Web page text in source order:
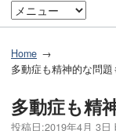
Home
多動症も精神的な問
多動症も精
投稿日:2019年4月 3日